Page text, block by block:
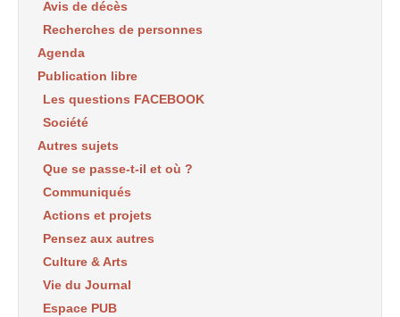
Avis de décès
Recherches de personnes
Agenda
Publication libre
Les questions FACEBOOK
Société
Autres sujets
Que se passe-t-il et où ?
Communiqués
Actions et projets
Pensez aux autres
Culture & Arts
Vie du Journal
Espace PUB